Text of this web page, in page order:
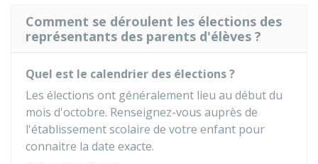
Comment se déroulent les élections des
représentants des parents d'élèves ?
Quel est le calendrier des élections ?
Les élections ont généralement lieu au début du
mois d'octobre. Renseignez-vous auprès de
l'établissement scolaire de votre enfant pour
connaitre la date exacte.